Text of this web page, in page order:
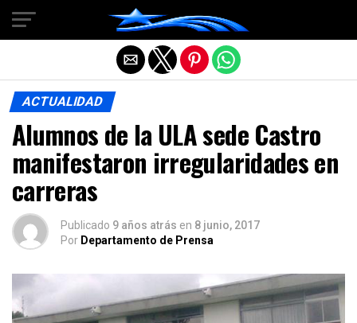
ACTUALIDAD
Alumnos de la ULA sede Castro
manifestaron irregularidades en
carreras
Publicado 9 años atrás en 8 junio, 2017
Por Departamento de Prensa
Salir de la versión móvil